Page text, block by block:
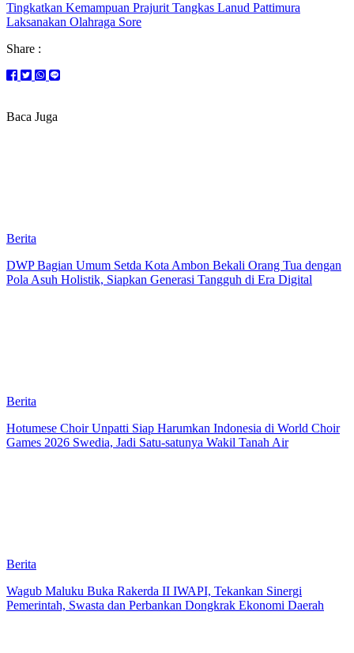
Tingkatkan Kemampuan Prajurit Tangkas Lanud Pattimura
Laksanakan Olahraga Sore
Share :
Baca Juga
Berita
DWP Bagian Umum Setda Kota Ambon Bekali Orang Tua dengan
Pola Asuh Holistik, Siapkan Generasi Tangguh di Era Digital
Berita
Hotumese Choir Unpatti Siap Harumkan Indonesia di World Choir
Games 2026 Swedia, Jadi Satu-satunya Wakil Tanah Air
Berita
Wagub Maluku Buka Rakerda II IWAPI, Tekankan Sinergi
Pemerintah, Swasta dan Perbankan Dongkrak Ekonomi Daerah